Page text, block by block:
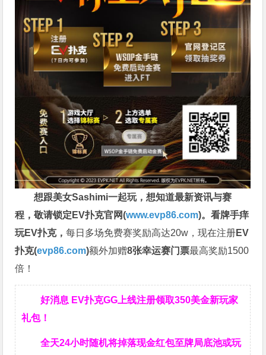
想跟美女Sashimi一起玩，想知道最新资讯与赛
程，敬请锁定EV扑克官网(www.evp86.com)。看牌手痒
玩EV扑克，每日多场免费赛奖励高达20w，现在注册EV
扑克(evp86.com)额外加赠8张幸运赛门票最高奖励1500
倍！
好消息 EV扑克GG上线注册领取350美金新玩家
礼包！
全天24小时随机将掉落现金红包至牌局底池或玩